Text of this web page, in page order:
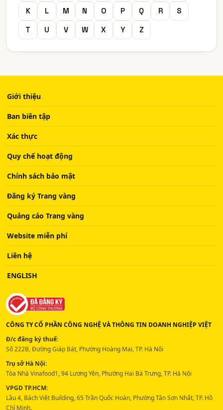
K
L M N O P Q R
S
T
U V W X Y Z
Giới thiệu
Ban biên tập
Xác thực
Quy chế hoạt động
Chính sách bảo mật
Đăng ký Trang vàng
Quảng cáo Trang vàng
Website miễn phí
Liên hệ
ENGLISH
CÔNG TY CỔ PHẦN CÔNG NGHỆ VÀ THÔNG TIN DOANH NGHIỆP VIỆT
Đ/c đăng ký thuế:
Số 222B, Đường Giáp Bát, Phường Hoàng Mai, TP. Hà Nội
Trụ sở Hà Nội:
Tòa Nhà Vinafood1, 94 Lương Yên, Phường Hai Bà Trưng, TP. Hà Nội
VPGD TP.HCM:
Lầu 4, Bách Việt Building, 65 Trần Quốc Hoàn, Phường Tân Sơn Nhất, TP. Hồ
Chí Minh.